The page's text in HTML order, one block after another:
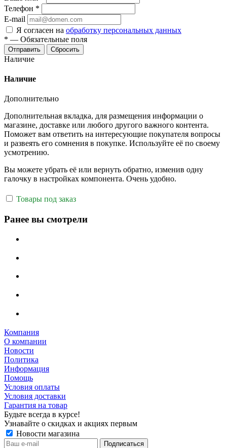
Телефон *
E-mail
Я согласен на обработку персональных данных
* — Обязательные поля
Отправить Сбросить
Наличие
Наличие
Дополнительно
Дополнительная вкладка, для размещения информации о
магазине, доставке или любого другого важного контента.
Поможет вам ответить на интересующие покупателя вопросы
и развеять его сомнения в покупке. Используйте её по своему
усмотрению.
Вы можете убрать её или вернуть обратно, изменив одну
галочку в настройках компонента. Очень удобно.
Товары под заказ
Ранее вы смотрели
Компания
О компании
Новости
Политика
Информация
Помощь
Условия оплаты
Условия доставки
Гарантия на товар
Будьте всегда в курсе!
Узнавайте о скидках и акциях первым
Новости магазина